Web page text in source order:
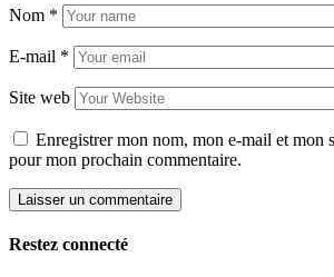
Nom *
E-mail *
Site web
Enregistrer mon nom, mon e-mail et mon
pour mon prochain commentaire.
Restez connecté